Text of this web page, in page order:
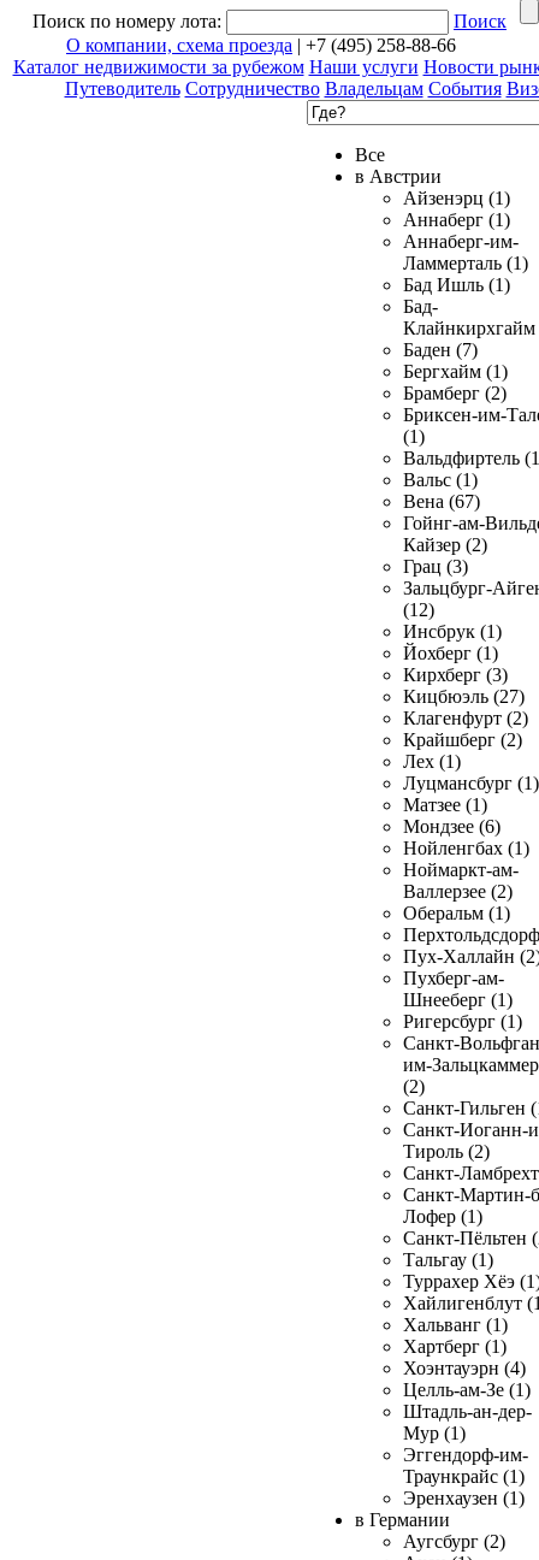
Поиск по номеру лота:
Поиск
О компании, схема проезда | +7 (495) 258-88-66
Каталог недвижимости за рубежом Наши услуги Новости
Путеводитель Сотрудничество Владельцам События
Все
в Австрии
Айзенэрц (1)
Аннаберг (1)
Аннаберг-им-
Ламмерталь (1)
Бад Ишль (1)
Бад-
Клайнкирхгайм
Баден (7)
Бергхайм (1)
Брамберг (2)
Бриксен-им-
(1)
Вальдфиртель
Вальс (1)
Вена (67)
Гойнг-ам-
Кайзер (2)
Грац (3)
Зальцбург-
(12)
Инсбрук (1)
Йохберг (1)
Кирхберг (3)
Кицбюэль (27)
Клагенфурт (2)
Крайшберг (2)
Лех (1)
Луцмансбург (1)
Матзее (1)
Мондзее (6)
Нойленгбах (1)
Ноймаркт-ам-
Валлерзее (2)
Оберальм (1)
Пух-Халлайн
Пухберг-ам-
Шнееберг (1)
Ригерсбург (1)
Санкт-
им-
(2)
Санкт-Гильген
Санкт-Иоганн-
Тироль (2)
Санкт-
Санкт-Мартин-
Лофер (1)
Санкт-Пёльтен
Тальгау (1)
Туррахер Хёэ
Хайлигенблут
Хальванг (1)
Хартберг (1)
Хоэнтауэрн (4)
Целль-ам-Зе (1)
Штадль-ан-дер-
Мур (1)
Эггендорф-им-
Траункрайс (1)
Эренхаузен (1)
в Германии
Аугсбург (2)